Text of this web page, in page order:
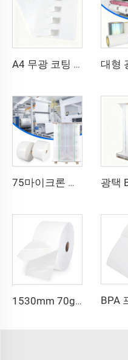
A4 무광 코팅 미색 라벨 바코드 스티커 라벨 8.5x11인치 A4 시트 레이저 프린터 및 잉크젯 프린터용
75마이크론 흰색 합성 자가 접착지 대형 라벨 필름 PP 합성지 라벨 대형 롤
1530mm 70g Eco 75g 상단 직접 열전사 스티커 자가 접착지 대형 라벨 원지 재료 열전사 라벨지 대형 롤